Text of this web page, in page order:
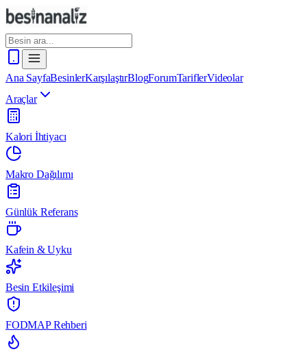
Ana SayfaBesinlerKarşılaştırBlogForumTariflerVideolar
Araçlar
Kalori İhtiyacı
Makro Dağılımı
Günlük Referans
Kafein & Uyku
Besin Etkileşimi
FODMAP Rehberi